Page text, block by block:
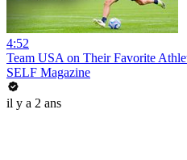
4:52
Team USA on Their Favorite
SELF Magazine
il y a 2 ans